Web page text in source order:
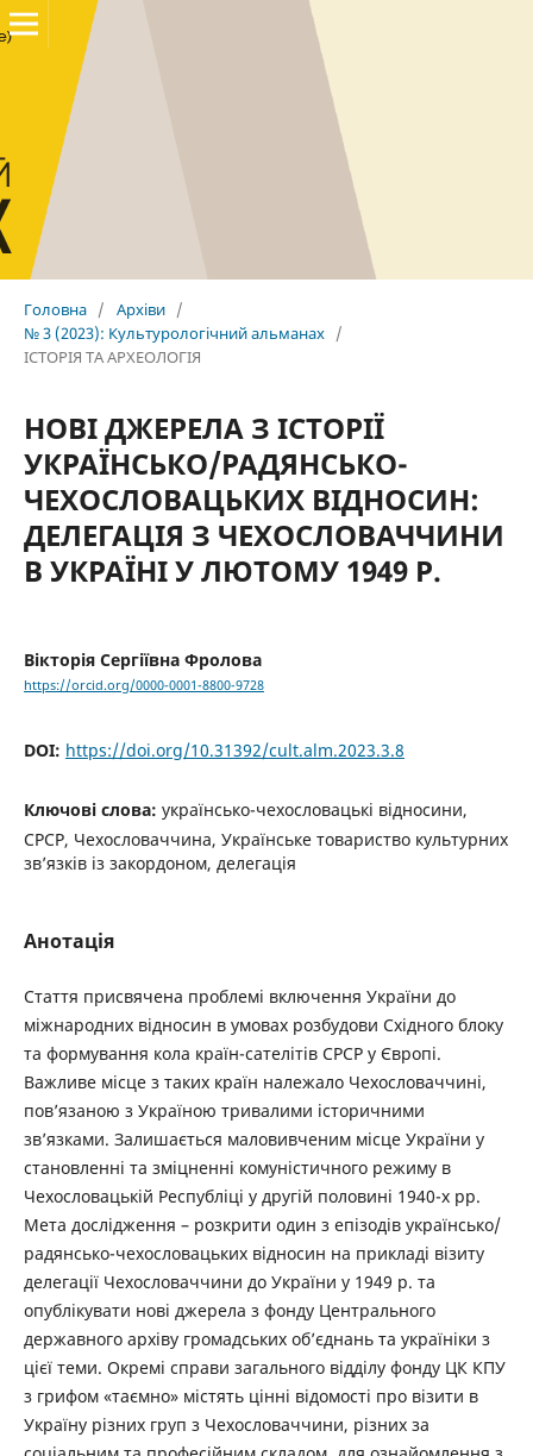
Головна / Архіви /
№ 3 (2023): Культурологічний альманах /
ІСТОРІЯ ТА АРХЕОЛОГІЯ
НОВІ ДЖЕРЕЛА З ІСТОРІЇ
УКРАЇНСЬКО/РАДЯНСЬКО-
ЧЕХОСЛОВАЦЬКИХ ВІДНОСИН:
ДЕЛЕГАЦІЯ З ЧЕХОСЛОВАЧЧИНИ
В УКРАЇНІ У ЛЮТОМУ 1949 Р.
Вікторія Сергіївна Фролова
https://orcid.org/0000-0001-8800-9728
DOI: https://doi.org/10.31392/cult.alm.2023.3.8
Ключові слова: українсько-чехословацькі відносини,
СРСР, Чехословаччина, Українське товариство культурних
зв’язків із закордоном, делегація
Анотація
Стаття присвячена проблемі включення України до
міжнародних відносин в умовах розбудови Східного блоку
та формування кола країн-сателітів СРСР у Європі.
Важливе місце з таких країн належало Чехословаччині,
пов’язаною з Україною тривалими історичними
зв’язками. Залишається маловивченим місце України у
становленні та зміцненні комуністичного режиму в
Чехословацькій Республіці у другій половині 1940-х рр.
Мета дослідження – розкрити один з епізодів українсько/
радянсько-чехословацьких відносин на прикладі візиту
делегації Чехословаччини до України у 1949 р. та
опублікувати нові джерела з фонду Центрального
державного архіву громадських об’єднань та україніки з
цієї теми. Окремі справи загального відділу фонду ЦК КПУ
з грифом «таємно» містять цінні відомості про візити в
Україну різних груп з Чехословаччини, різних за